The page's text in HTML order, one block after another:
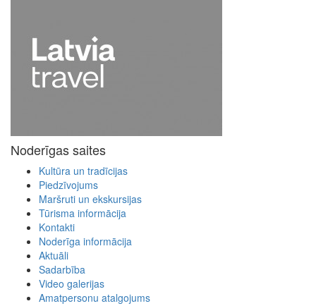
Noderīgas saites
Kultūra un tradīcijas
Piedzīvojums
Maršruti un ekskursijas
Tūrisma informācija
Kontakti
Noderīga informācija
Aktuāli
Sadarbība
Video galerijas
Amatpersonu atalgojums